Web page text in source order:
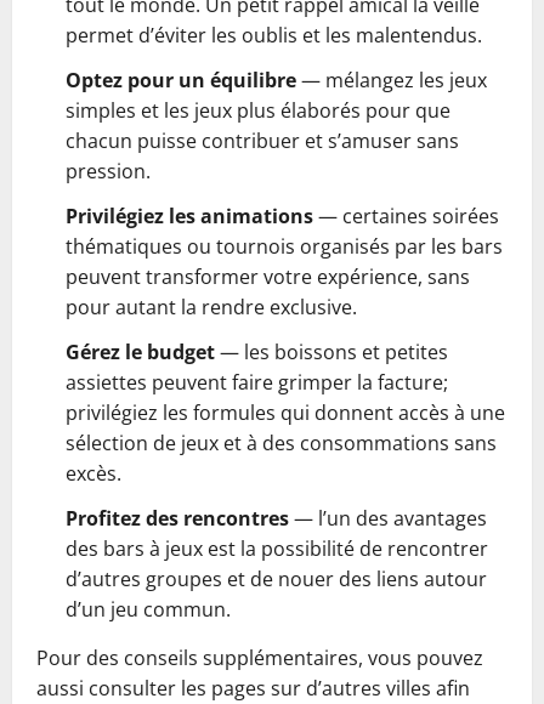
permet d’éviter les oublis et les malentendus.
Optez pour un équilibre— mélangez les jeux
simples et les jeux plus élaborés pour que
chacun puisse contribuer et s’amuser sans
pression.
Privilégiez les animations— certaines soirées
thématiques ou tournois organisés par les bars
peuvent transformer votre expérience, sans
pour autant la rendre exclusive.
Gérez le budget— les boissons et petites
assiettes peuvent faire grimper la facture;
privilégiez les formules qui donnent accès à une
sélection de jeux et à des consommations sans
excès.
Profitez des rencontres— l’un des avantages
des bars à jeux est la possibilité de rencontrer
d’autres groupes et de nouer des liens autour
d’un jeu commun.
Pour des conseils supplémentaires, vous pouvez
aussi consulter les pages sur d’autres villes afin